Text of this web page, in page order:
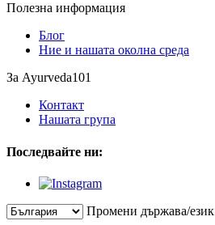
Полезна информация
Блог
Ние и нашата околна среда
За Ayurveda101
Контакт
Нашата група
Последвайте ни:
Промени държава/език